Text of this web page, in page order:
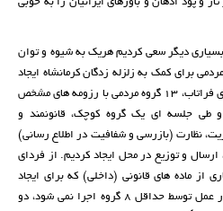
و پود اذهان و باورهای ایرانیان را به خوبی
دیگر سعی کردیم هریک به شیوه و توان
برای کمک به زلزله زدگان کرمانشاه ایجاد
کنیم. بلافاصله علاوه بر گروه رسانه ای فراتاب، 13 گروه مردمی با رزومه های مشخص
و طی جلسه ای یک گروه کوچک، قانونمند و
نظارت (بازرسی و شفافیت در اطلاع رسانی)
و توزیع در محل ایجاد کردیم. از فردای
از ماده های قانونی (داخلی) که برای ایجاد
مکانیسم مشترک مصوب کرده ایم، در عمل توسط حداقل 8 گروه اجرا نمی شود، دو